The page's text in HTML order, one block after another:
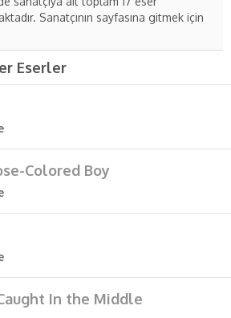
Sanatçının sayfasına gitmek için
Eserler
Colored Boy
In the Middle